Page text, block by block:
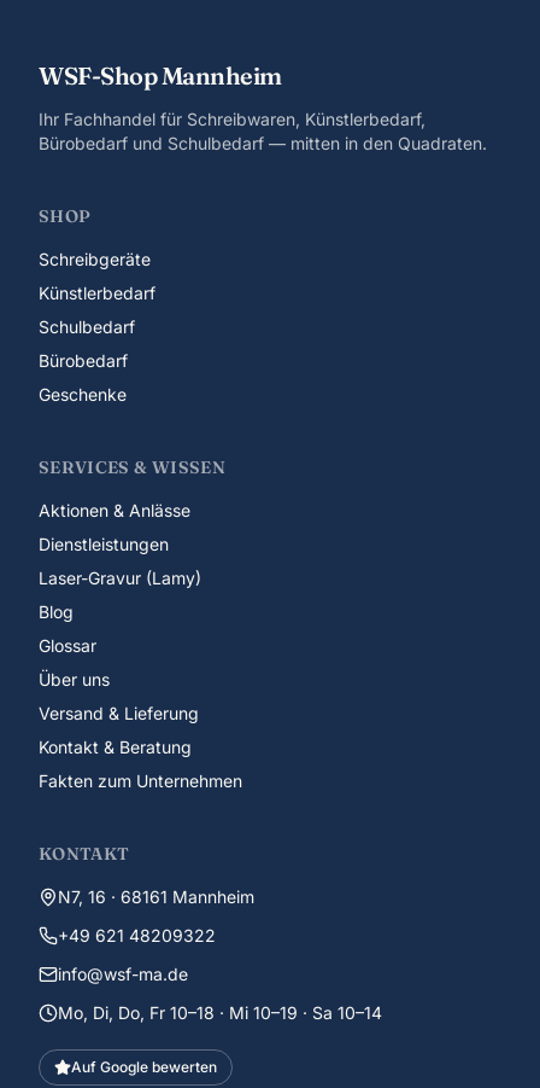
WSF-Shop Mannheim
Ihr Fachhandel für Schreibwaren, Künstlerbedarf,
Bürobedarf und Schulbedarf — mitten in den Quadraten.
SHOP
Schreibgeräte
Künstlerbedarf
Schulbedarf
Bürobedarf
Geschenke
SERVICES & WISSEN
Aktionen & Anlässe
Dienstleistungen
Laser-Gravur (Lamy)
Blog
Glossar
Über uns
Versand & Lieferung
Kontakt & Beratung
Fakten zum Unternehmen
KONTAKT
N7, 16 · 68161 Mannheim
+49 621 48209322
info@wsf-ma.de
Mo, Di, Do, Fr 10–18 · Mi 10–19 · Sa 10–14
Auf Google bewerten